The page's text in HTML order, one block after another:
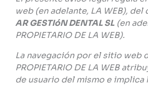
web (en adelante, LA WEB),
AR GESTIóN DENTAL SL (en
PROPIETARIO DE LA WEB).
La navegación por el sitio web
PROPIETARIO DE LA WEB
de usuario del mismo e implica